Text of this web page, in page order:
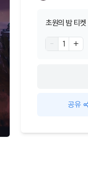
초원의 밤 티켓
- 1 +
공유